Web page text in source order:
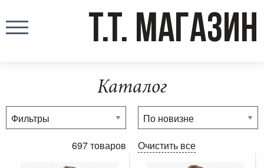
T.T. МАГАЗИН
Каталог
697 товаров Очистить все